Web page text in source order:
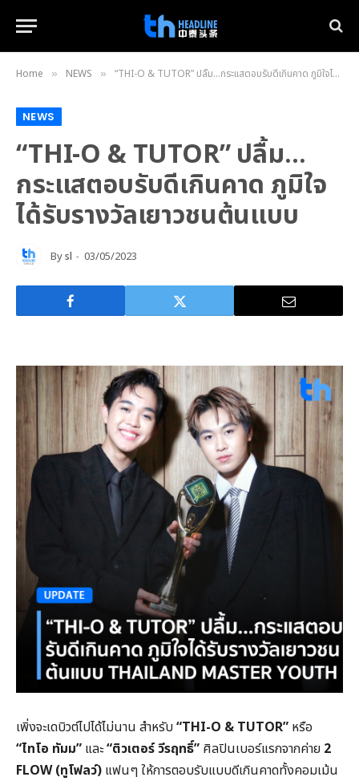
Home » NEWS » “THI-O & TUTOR” ปลื้ม…กระแสตอบรับดีเกินคาด ภูมิใจได้รับรางวัลเยาวชนต้นแบบ
NEWS
“THI-O & TUTOR” ปลื้ม…
กระแสตอบรับดีเกินคาด ภูมิใจ
ได้รับรางวัลเยาวชนต้นแบบ
Bysl 03/05/2023
เพิ่งจะเดบิวต์ไปได้ไม่นาน สำหรับ“THI-O & TUTOR” หรือ
“ไทโอ ทัมม” และ“ติวเตอร์ วีรฤทธิ์” ศิลปินเบอร์แรกจากค่าย 2
FLOW (ทูโฟลว์) แฟนๆ ให้การตอบรับแบบดีเกินคาดทั้งคอมเม้น